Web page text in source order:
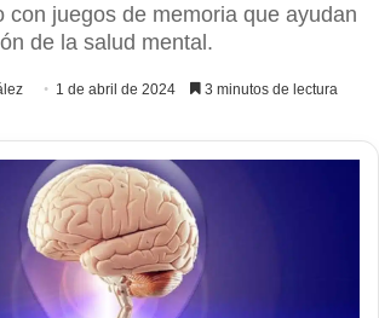
con juegos de memoria que ayudan
de la salud mental.
1 de abril de 2024 3 minutos de lectura